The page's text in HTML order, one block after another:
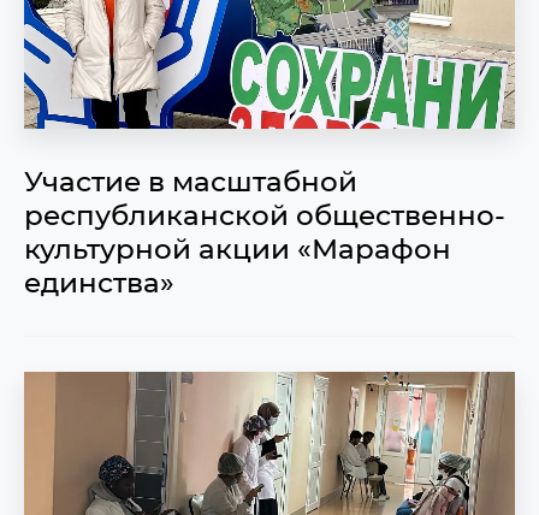
Участие в масштабной
республиканской общественно-
культурной акции «Марафон
единства»